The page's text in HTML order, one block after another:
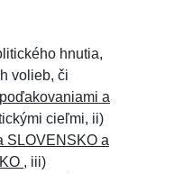
hnutia,
volieb, či
a
cieľmi, ii)
SLOVENSKO a
, iii)